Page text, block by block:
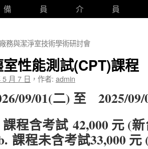
備
員
介
員
務與潔淨室技術學術研討會
性能測試(CPT)課程
月 7 日 ， 作者: admin
09/01(二) 至 2025/
程含考試 42,000 元 (
含考試33,000 元 (